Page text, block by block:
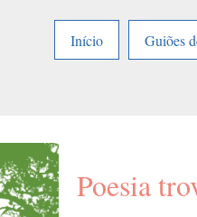
Início
Guiões
Poesia